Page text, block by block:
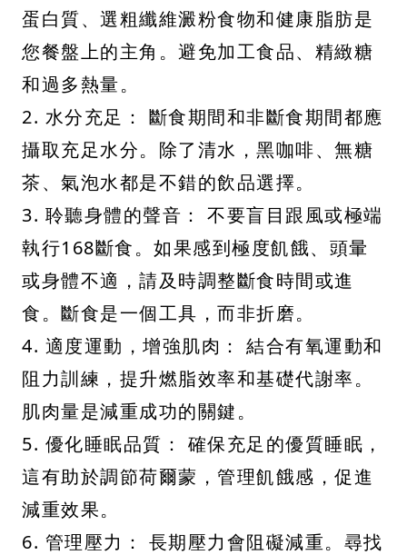
蛋白質、選粗纖維澱粉食物和健康脂肪是
您餐盤上的主角。避免加工食品、精緻糖
和過多熱量。
2. 水分充足： 斷食期間和非斷食期間都應
攝取充足水分。除了清水，黑咖啡、無糖
茶、氣泡水都是不錯的飲品選擇。
3. 聆聽身體的聲音： 不要盲目跟風或極端
執行168斷食。如果感到極度飢餓、頭暈
或身體不適，請及時調整斷食時間或進
食。斷食是一個工具，而非折磨。
4. 適度運動，增強肌肉： 結合有氧運動和
阻力訓練，提升燃脂效率和基礎代謝率。
肌肉量是減重成功的關鍵。
5. 優化睡眠品質： 確保充足的優質睡眠，
這有助於調節荷爾蒙，管理飢餓感，促進
減重效果。
6. 管理壓力： 長期壓力會阻礙減重。尋找